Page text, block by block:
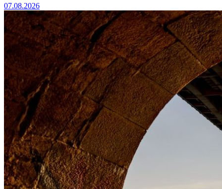
07.08.2026